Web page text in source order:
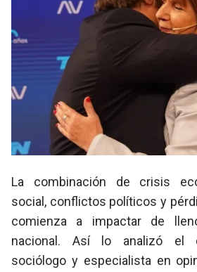
La combinación de crisis
social, conflictos políticos y
comienza a impactar de
nacional. Así lo analizó el
sociólogo y especialista en